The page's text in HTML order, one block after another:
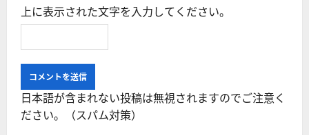
上に表示された文字を入力してください。
日本語が含まれない投稿は無視されますのでご注意く
ださい。（スパム対策）